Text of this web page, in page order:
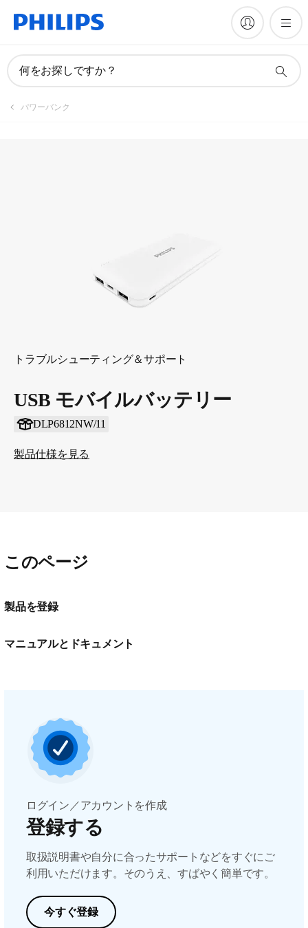
何をお探しですか？
パワーバンク
トラブルシューティング＆サポート
USB モバイルバッテリー
DLP6812NW/11
製品仕様を見る
このページ
製品を登録
マニュアルとドキュメント
ログイン／アカウントを作成
登録する
取扱説明書や自分に合ったサポートなどをすぐにご
利用いただけます。そのうえ、すばやく簡単です。
今すぐ登録